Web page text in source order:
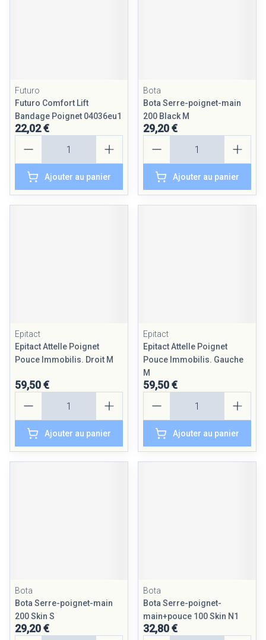
Futuro
Futuro Comfort Lift
Bandage Poignet 04036eu1
22,02 €
Ajouter au panier
Bota
Bota Serre-poignet-main
200 Black M
29,20 €
Ajouter au panier
Epitact
Epitact Attelle Poignet
Pouce Immobilis. Droit M
59,50 €
Ajouter au panier
Epitact
Epitact Attelle Poignet
Pouce Immobilis. Gauche
M
59,50 €
Ajouter au panier
Bota
Bota Serre-poignet-main
200 Skin S
29,20 €
Bota
Bota Serre-poignet-
main+pouce 100 Skin N1
32,80 €